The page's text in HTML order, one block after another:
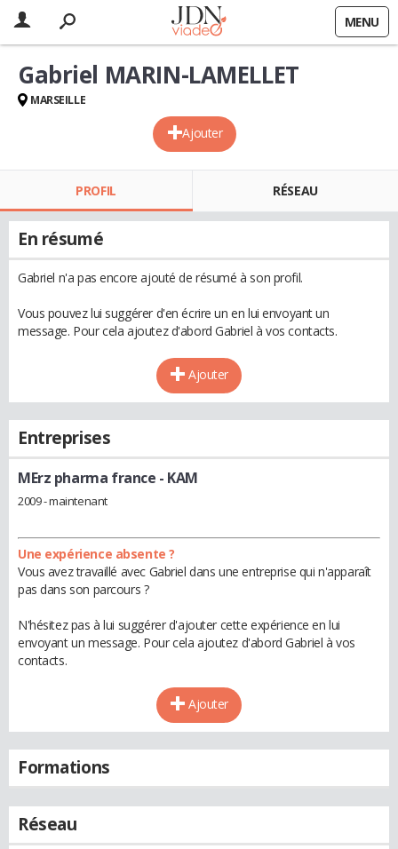
MENU
Ajouter
Gabriel MARIN-LAMELLET
MARSEILLE
PROFIL RÉSEAU
En résumé
Gabriel n'a pas encore ajouté de résumé à son profil.
Vous pouvez lui suggérer d'en écrire un en lui envoyant un
message. Pour cela ajoutez d'abord Gabriel à vos contacts.
Ajouter
Entreprises
MErz pharma france - KAM
2009 - maintenant
Une expérience absente ?
Vous avez travaillé avec Gabriel dans une entreprise qui n'apparaît
pas dans son parcours ?
N'hésitez pas à lui suggérer d'ajouter cette expérience en lui
envoyant un message. Pour cela ajoutez d'abord Gabriel à vos
contacts.
Ajouter
Formations
Réseau